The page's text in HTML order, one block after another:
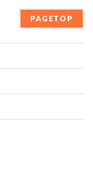
PAGETOP